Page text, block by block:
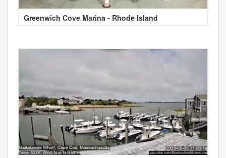
Greenwich Cove Marina - Rhode Island